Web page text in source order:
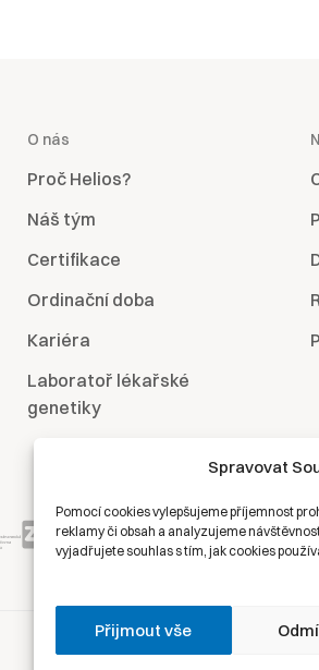
Spravovat
Pomocí cookies vylepšujeme příjemnost
reklamy či obsah a analyzujeme
vyjadřujete souhlas s tím, jak cookies
Přijmout vše
O nás
Proč Helios?
Náš tým
Certifikace
Ordinační doba
Kariéra
Laboratoř lékařské
genetiky